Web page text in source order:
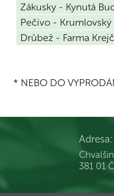
Zákusky - Kynutá
Pečivo - Krumlovský
Drůbež - Farma
* NEBO DO
Adresa:
381 01